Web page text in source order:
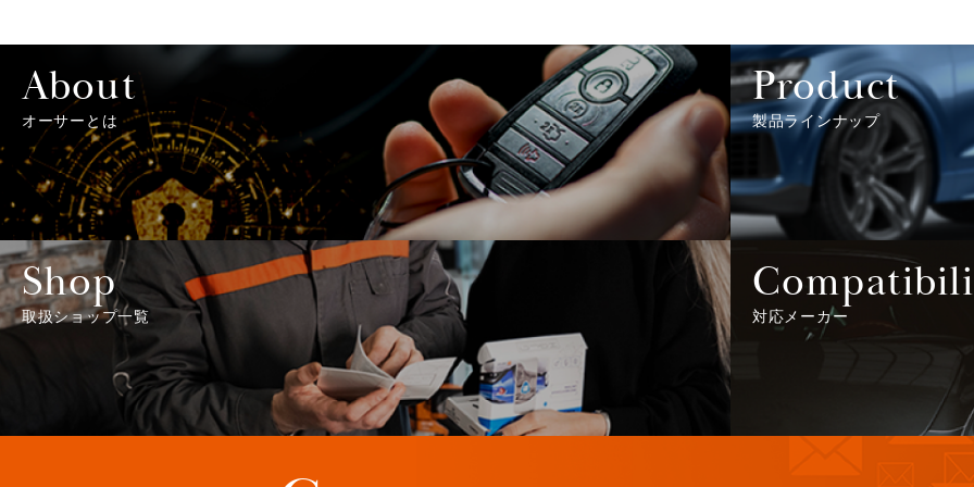
About
オーサーとは
Product
製品ラインナップ
Shop
取扱ショップ一覧 対応メーカー